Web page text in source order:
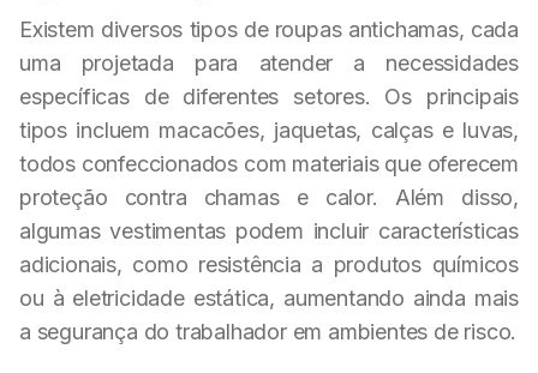
Existem diversos tipos de roupas antichamas, cada
uma projetada para atender a necessidades
específicas de diferentes setores. Os principais
tipos incluem macacões, jaquetas, calças e luvas,
todos confeccionados com materiais que oferecem
proteção contra chamas e calor. Além disso,
algumas vestimentas podem incluir características
adicionais, como resistência a produtos químicos
ou à eletricidade estática, aumentando ainda mais
a segurança do trabalhador em ambientes de risco.